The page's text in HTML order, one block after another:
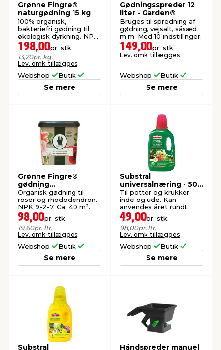
Grønne Fingre®
naturgødning 15 kg
100% organisk,
bakteriefri gødning til
økologisk dyrkning. NPK
4-1-3. Ca. 200 m²
198,00pr. stk.
13,20pr. kg.
Lev. omk. tillægges
Webshop Butik
Se mere
Gødningsspreder 12
liter - Garden®
Bruges til spredning af
gødning, vejsalt, såsæd
m.m. Med 10 indstillinger.
149,00pr. stk.
Lev. omk. tillægges
Webshop Butik
Se mere
Grønne Fingre®
gødning
roser/rhododendron 5
l.
Organisk gødning til
roser og rhododendron.
NPK 9-2-7. Ca. 40 m².
98,00pr. stk.
19,60pr. ltr.
Lev. omk. tillægges
Webshop Butik
Se mere
Substral
universalnæring - 500
ml
Til potter og krukker
inde og ude. Kan
anvendes året rundt.
49,00pr. stk.
98,00pr. ltr.
Lev. omk. tillægges
Webshop Butik
Se mere
Substral Håndspreder manuel